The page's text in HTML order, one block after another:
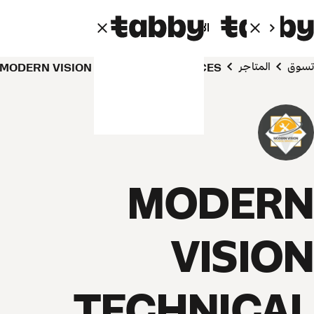
الأفراد الشركاء
تسوق المتاجر MODERN VISION TECHNICAL SERVICES
MODERN
VISION